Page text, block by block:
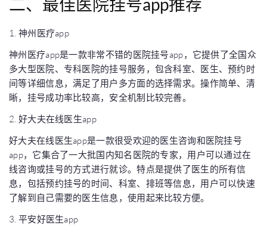
1. 神州医疗app
神州医疗app是一款非常不错的医院挂号app，它提供了全国众
多大型医院、专科医院的挂号服务，包含科室、医生、预约时
间等详细信息，满足了用户多方面的选择需求。操作简单、清
晰，挂号成功率比较高，安全机制比较完善。
2. 好大夫在线医生app
好大夫在线医生app是一款很受欢迎的医生咨询和医院挂号
app，它集合了一大批国内知名医院的专家，用户可以通过在
线咨询或挂号的方式进行就诊。特点是提供了医生的所有信
息，包括预约挂号的时间、科室、排班等信息，用户可以快速
了解到自己需要的医生信息，使用起来比较方便。
3. 平安好医生app